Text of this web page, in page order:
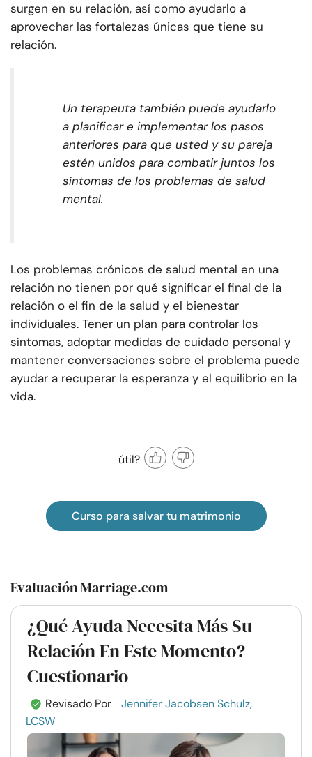
surgen en su relación, así como ayudarlo a
aprovechar las fortalezas únicas que tiene su
relación.
Un terapeuta también puede ayudarlo
a planificar e implementar los pasos
anteriores para que usted y su pareja
estén unidos para combatir juntos los
síntomas de los problemas de salud
mental.
Los problemas crónicos de salud mental en una
relación no tienen por qué significar el final de la
relación o el fin de la salud y el bienestar
individuales. Tener un plan para controlar los
síntomas, adoptar medidas de cuidado personal y
mantener conversaciones sobre el problema puede
ayudar a recuperar la esperanza y el equilibrio en la
vida.
útil?
Curso para salvar tu matrimonio
Evaluación Marriage.com
¿Qué Ayuda Necesita Más Su
Relación En Este Momento?
Cuestionario
Revisado Por
Jennifer Jacobsen Schulz,
LCSW